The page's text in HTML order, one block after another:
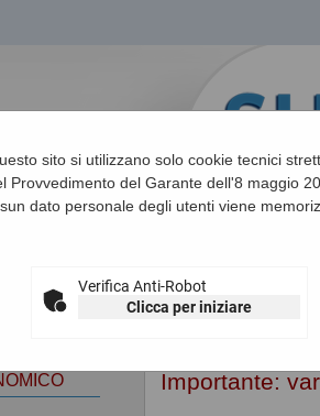
Sei qui: Home
sito si utilizzano solo cookie tecnici
Provvedimento del Garante dell'8 maggio
dato personale degli utenti viene
Verifica Anti-Robot
Clicca per iniziare
Importante: